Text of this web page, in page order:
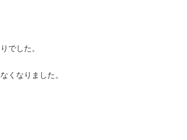
でした。
くなりました。